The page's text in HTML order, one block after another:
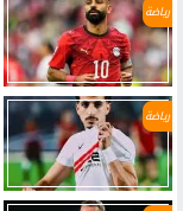
رياضة
رياضة